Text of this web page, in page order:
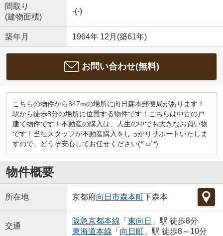
間取り
(建物面積)
-(-)
築年月 1964年 12月(築61年)
お問い合わせ(無料)
こちらの物件から347mの場所に向日森本郵便局があります！
駅から徒歩8分の場所に位置する物件です！こちらは中古の戸
建て物件です！不動産の購入は、人生の中でも大きなお買い物
です！当社スタッフが不動産購入をしっかりサポートいたしま
すので、どうぞ安心してお任せください(*´ω`*)
物件概要
所在地 京都府向日市森本町下森本
交通
阪急京都本線 「 東向日 」駅 徒歩8分
東海道本線 「 向日町」駅 徒歩8～10分